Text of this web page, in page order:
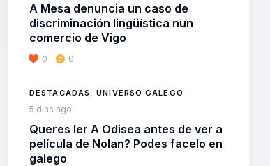
A Mesa denuncia un caso de
discriminación lingüística nun
comercio de Vigo
0 0
DESTACADAS ,UNIVERSO GALEGO
5 días ago
Queres ler A Odisea antes de ver a
película de Nolan? Podes facelo en
galego